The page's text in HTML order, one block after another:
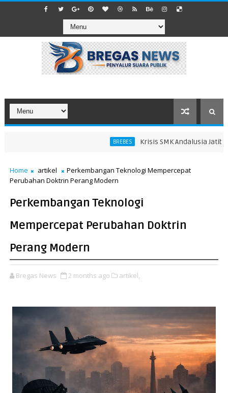
BREBES Krisis SMK Andalusia
Home artikel
Perkembangan Teknologi Mempercepat
Perubahan Doktrin Perang Modern
Perkembangan Teknologi
Mempercepat Perubahan Doktrin
Perang Modern
Bregas News 2 months ago artikel,